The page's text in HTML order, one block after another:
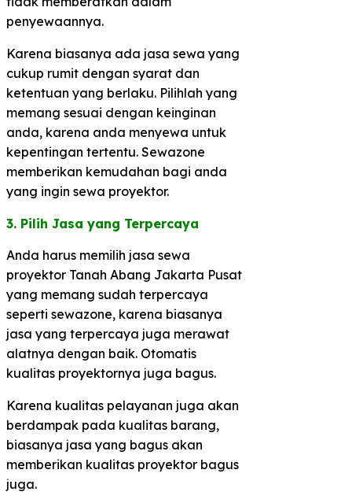
penyewaannya.
Karena biasanya ada jasa sewa yang
cukup rumit dengan syarat dan
ketentuan yang berlaku. Pilihlah yang
memang sesuai dengan keinginan
anda, karena anda menyewa untuk
kepentingan tertentu. Sewazone
memberikan kemudahan bagi anda
yang ingin sewa proyektor.
3. Pilih Jasa yang Terpercaya​
Anda harus memilih jasa sewa
proyektor Tanah Abang Jakarta Pusat
yang memang sudah terpercaya
seperti sewazone, karena biasanya
jasa yang terpercaya juga merawat
alatnya dengan baik. Otomatis
kualitas proyektornya juga bagus.
Karena kualitas pelayanan juga akan
berdampak pada kualitas barang,
biasanya jasa yang bagus akan
memberikan kualitas proyektor bagus
juga.